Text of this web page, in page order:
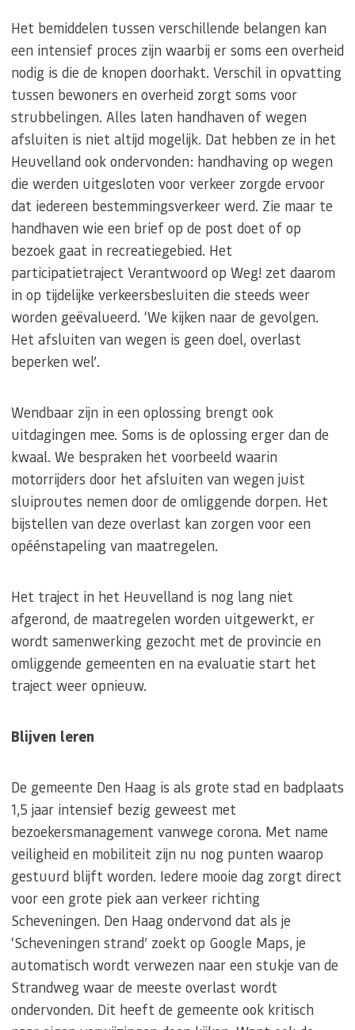
Het bemiddelen tussen verschillende belangen kan
een intensief proces zijn waarbij er soms een overheid
nodig is die de knopen doorhakt. Verschil in opvatting
tussen bewoners en overheid zorgt soms voor
strubbelingen. Alles laten handhaven of wegen
afsluiten is niet altijd mogelijk. Dat hebben ze in het
Heuvelland ook ondervonden: handhaving op wegen
die werden uitgesloten voor verkeer zorgde ervoor
dat iedereen bestemmingsverkeer werd. Zie maar te
handhaven wie een brief op de post doet of op
bezoek gaat in recreatiegebied. Het
participatietraject Verantwoord op Weg! zet daarom
in op tijdelijke verkeersbesluiten die steeds weer
worden geëvalueerd. ‘We kijken naar de gevolgen.
Het afsluiten van wegen is geen doel, overlast
beperken wel’.
Wendbaar zijn in een oplossing brengt ook
uitdagingen mee. Soms is de oplossing erger dan de
kwaal. We bespraken het voorbeeld waarin
motorrijders door het afsluiten van wegen juist
sluiproutes nemen door de omliggende dorpen. Het
bijstellen van deze overlast kan zorgen voor een
opéénstapeling van maatregelen.
Het traject in het Heuvelland is nog lang niet
afgerond, de maatregelen worden uitgewerkt, er
wordt samenwerking gezocht met de provincie en
omliggende gemeenten en na evaluatie start het
traject weer opnieuw.
Blijven leren
De gemeente Den Haag is als grote stad en badplaats
1,5 jaar intensief bezig geweest met
bezoekersmanagement vanwege corona. Met name
veiligheid en mobiliteit zijn nu nog punten waarop
gestuurd blijft worden. Iedere mooie dag zorgt direct
voor een grote piek aan verkeer richting
Scheveningen. Den Haag ondervond dat als je
‘Scheveningen strand’ zoekt op Google Maps, je
automatisch wordt verwezen naar een stukje van de
Strandweg waar de meeste overlast wordt
ondervonden. Dit heeft de gemeente ook kritisch